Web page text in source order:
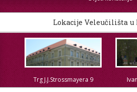
Lokacije Veleučilišta u
Trg J.J.Strossmayera 9